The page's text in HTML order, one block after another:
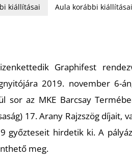
kiállításai Aula korábbi kiállításai
Graphifest
2019. november 6-
sor az MKE Barcsay
17. Arany Rajzszög díjait,
győzteseit hirdetik ki. A
meg.